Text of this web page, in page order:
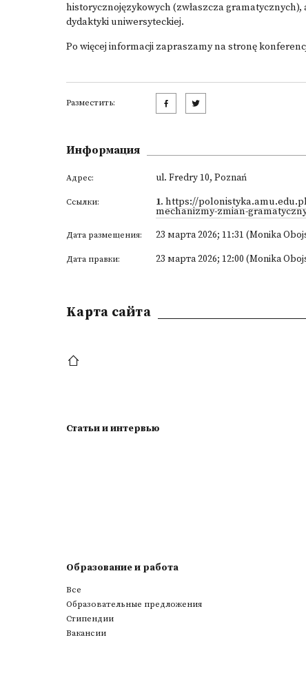
historycznojęzykowych (zwłaszcza
dydaktyki uniwersyteckiej.
Po więcej informacji zapraszamy na stronę
Разместить:
Информация
Адрес: ul. Fredry 10, Poznań
Ссылки: 1. https://
mechanizmy-zmian-
Дата размещения: 23 марта 2026; 11:31 (Monika
Дата правки: 23 марта 2026; 12:00 (Monika
Kарта сайта
Статьи и интервью
Образование и работа
Все
Образовательные предложения
Стипендии
Вакансии